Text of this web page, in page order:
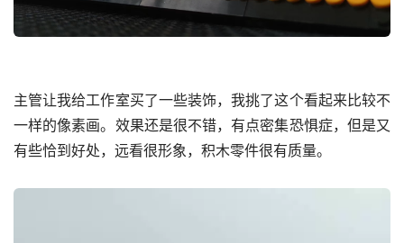
主管让我给工作室买了一些装饰，我挑了这个看起来比较不
一样的像素画。效果还是很不错，有点密集恐惧症，但是又
有些恰到好处，远看很形象，积木零件很有质量。